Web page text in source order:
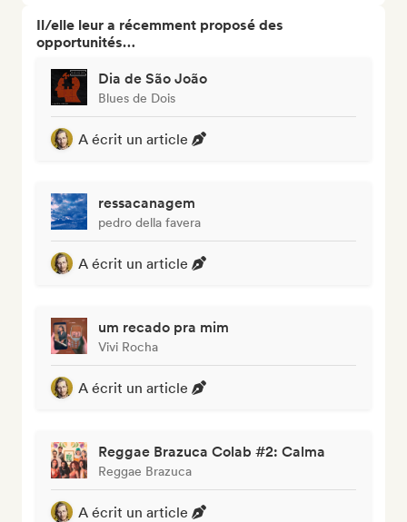
Il/elle leur a récemment proposé des
opportunités…
Dia de São João
Blues de Dois
A écrit un article
ressacanagem
pedro della favera
A écrit un article
um recado pra mim
Vivi Rocha
A écrit un article
Reggae Brazuca Colab #2: Calma
Reggae Brazuca
A écrit un article